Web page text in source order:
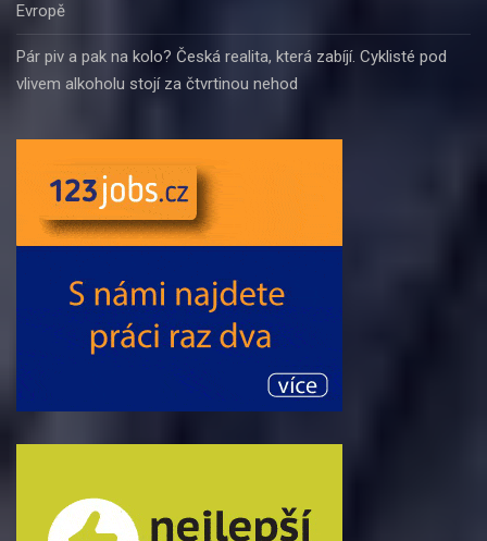
Evropě
Pár piv a pak na kolo? Česká realita, která zabíjí. Cyklisté pod
vlivem alkoholu stojí za čtvrtinou nehod